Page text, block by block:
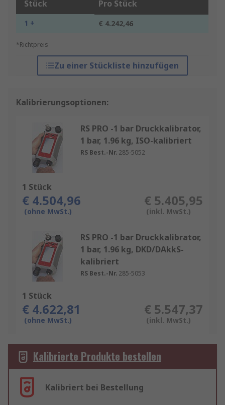
Stück Pro Stück
1 + € 4.242,46
*Richtpreis
Zu einer Stückliste hinzufügen
Kalibrierungsoptionen:
RS PRO -1 bar Druckkalibrator,
1 bar, 1.96 kg, ISO-kalibriert
RS Best.-Nr. 285-5052
1 Stück
€ 4.504,96
(ohne MwSt.)
€ 5.405,95
(inkl. MwSt.)
RS PRO -1 bar Druckkalibrator,
1 bar, 1.96 kg, DKD/DAkkS-
kalibriert
RS Best.-Nr. 285-5053
1 Stück
€ 4.622,81
(ohne MwSt.)
€ 5.547,37
(inkl. MwSt.)
Kalibrierte Produkte bestellen
Kalibriert bei Bestellung